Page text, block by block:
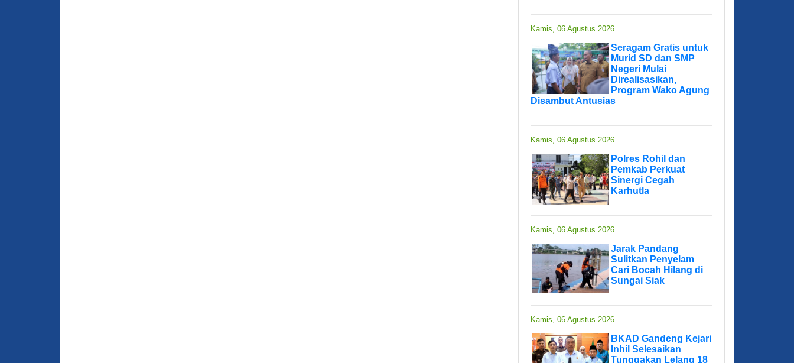
Kamis, 06 Agustus 2026
Seragam Gratis untuk
Murid SD dan SMP
Negeri Mulai
Direalisasikan,
Program Wako Agung
Disambut Antusias
Kamis, 06 Agustus 2026
Polres Rohil dan
Pemkab Perkuat
Sinergi Cegah
Karhutla
Kamis, 06 Agustus 2026
Jarak Pandang
Sulitkan Penyelam
Cari Bocah Hilang di
Sungai Siak
Kamis, 06 Agustus 2026
BKAD Gandeng Kejari
Inhil Selesaikan
Tunggakan Lelang 18